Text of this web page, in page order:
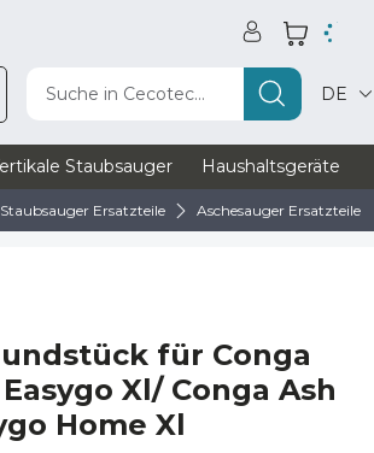
Suche in Cecotec... DE
Staubsauger Haushaltsgeräte
Staubsauger Ersatzteile Aschesauger Ersatzteile
für Conga
Xl/ Conga Ash
Home Xl